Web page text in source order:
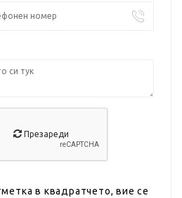
Презареди
в квадратчето, вие се